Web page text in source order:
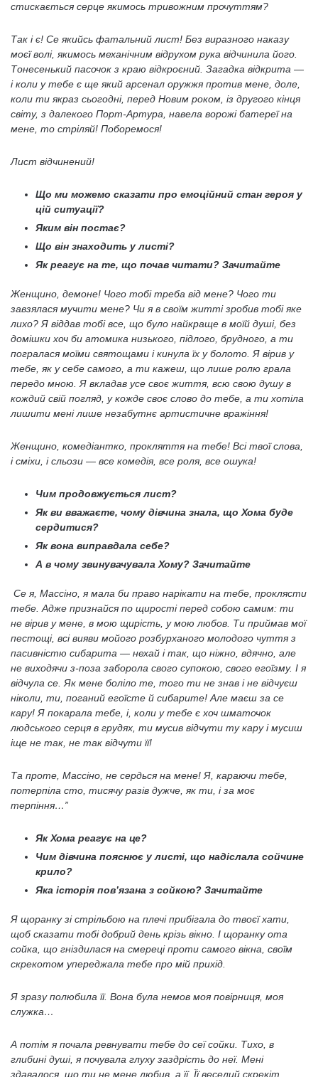
стискається серце якимось тривожним прочуттям?
Так і є! Се якийсь фатальний лист! Без виразного наказу
моєї волі, якимось механічним відрухом рука відчинила його.
Тонесенький пасочок з краю відкроєний. Загадка відкрита —
і коли у тебе є ще який арсенал оружжя против мене, доле,
коли ти якраз сьогодні, перед Новим роком, із другого кінця
світу, з далекого Порт-Артура, навела ворожі батереї на
мене, то стріляй! Поборемося!
Лист відчинений!
Що ми можемо сказати про емоційний стан героя у
цій ситуації?
Яким він постає?
Що він знаходить у листі?
Як реагує на те, що почав читати? Зачитайте
Женщино, демоне! Чого тобі треба від мене? Чого ти
завзялася мучити мене? Чи я в своїм житті зробив тобі яке
лихо? Я віддав тобі все, що було найкраще в моїй душі, без
домішки хоч би атомика низького, підлого, брудного, а ти
погралася моїми святощами і кинула їх у болото. Я вірив у
тебе, як у себе самого, а ти кажеш, що лише ролю грала
передо мною. Я вкладав усе своє життя, всю свою душу в
кождий свій погляд, у кожде своє слово до тебе, а ти хотіла
лишити мені лише незабутнє артистичне вражіння!
Женщино, комедіантко, прокляття на тебе! Всі твої слова,
і сміхи, і сльози — все комедія, все роля, все ошука!
Чим продовжується лист?
Як ви вважаєте, чому дівчина знала, що Хома буде
сердитися?
Як вона виправдала себе?
А в чому звинувачувала Хому? Зачитайте
Се я, Массіно, я мала би право нарікати на тебе, проклясти
тебе. Адже признайся по щирості перед собою самим: ти
не вірив у мене, в мою щирість, у мою любов. Ти приймав мої
пестощі, всі вияви мойого розбурханого молодого чуття з
пасивністю сибарита — нехай і так, що ніжно, вдячно, але
не виходячи з-поза заборола свого супокою, свого егоїзму. І я
відчула се. Як мене боліло те, того ти не знав і не відчуєш
ніколи, ти, поганий егоїсте й сибарите! Але маєш за се
кару! Я покарала тебе, і, коли у тебе є хоч шматочок
людського серця в грудях, ти мусив відчути ту кару і мусиш
іще не так, не так відчути її!
Та проте, Массіно, не сердься на мене! Я, караючи тебе,
потерпіла сто, тисячу разів дужче, як ти, і за моє
терпіння…”
Як Хома реагує на це?
Чим дівчина пояснює у листі, що надіслала сойчине
крило?
Яка історія пов’язана з сойкою? Зачитайте
Я щоранку зі стрільбою на плечі прибігала до твоєї хати,
щоб сказати тобі добрий день крізь вікно. І щоранку ота
сойка, що гніздилася на смереці проти самого вікна, своїм
скрекотом упереджала тебе про мій прихід.
Я зразу полюбила її. Вона була немов моя повірниця, моя
служка…
А потім я почала ревнувати тебе до сеї сойки. Тихо, в
глибині душі, я почувала глуху заздрість до неї. Мені
здавалося, що ти не мене любив, а її. Її веселий скрекіт